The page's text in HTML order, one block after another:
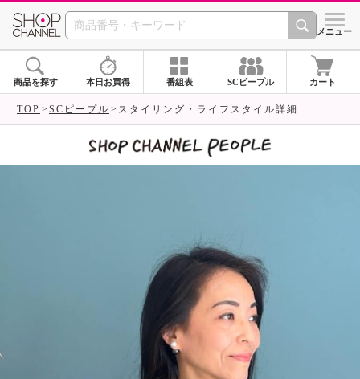
SHOP CHANNEL シメニュー
商品を探す 本日お買得 番組表 SCピープル カート
TOP SCピープル スタイリング・ライフスタイル詳細